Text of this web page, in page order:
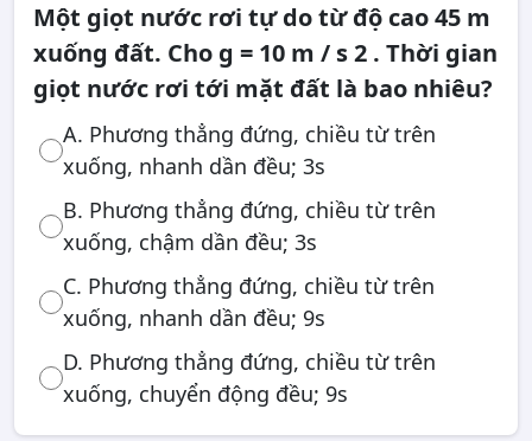
Một giọt nước rơi tự do từ độ cao 45 m
xuống đất. Cho g = 10 m / s 2 . Thời gian
giọt nước rơi tới mặt đất là bao nhiêu?
A. Phương thẳng đứng, chiều từ trên
xuống, nhanh dần đều; 3s
B. Phương thẳng đứng, chiều từ trên
xuống, chậm dần đều; 3s
C. Phương thẳng đứng, chiều từ trên
xuống, nhanh dần đều; 9s
D. Phương thẳng đứng, chiều từ trên
xuống, chuyển động đều; 9s